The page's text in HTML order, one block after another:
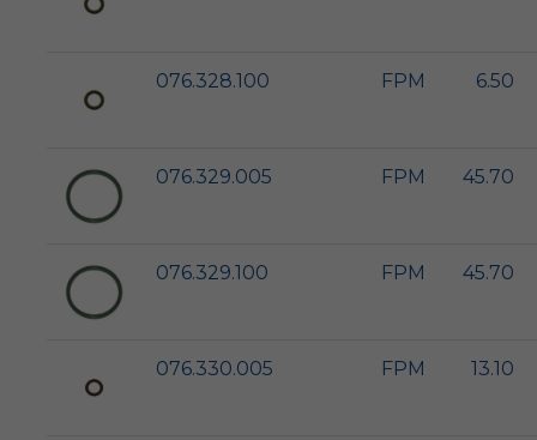
076.328.100 FPM 6.50
076.329.005 FPM 45.70
076.329.100 FPM 45.70
076.330.005 FPM 13.10